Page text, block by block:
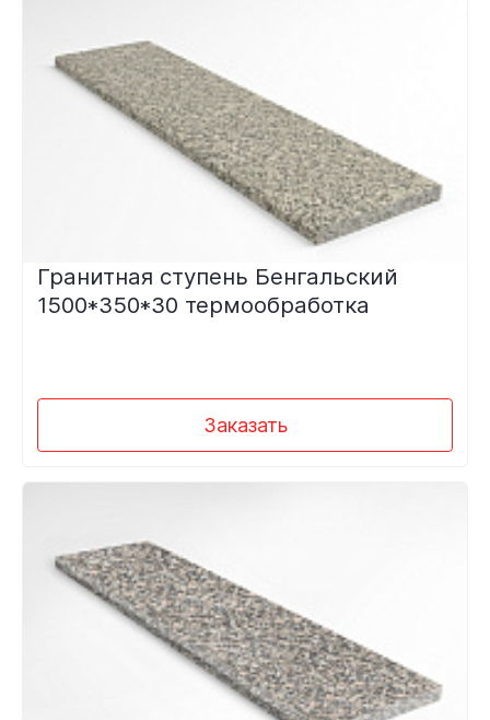
Гранитная ступень Бенгальский
1500*350*30 термообработка
Заказать